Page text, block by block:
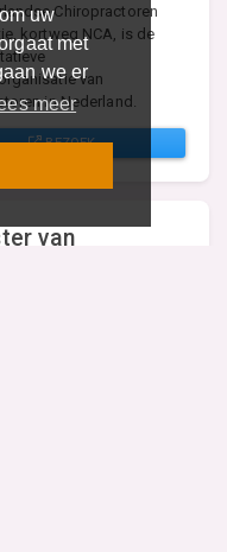
uw
met
we er
meer
Chiropractoren
kortweg NCA, is de
van
in Nederland.
BEZOEK
van